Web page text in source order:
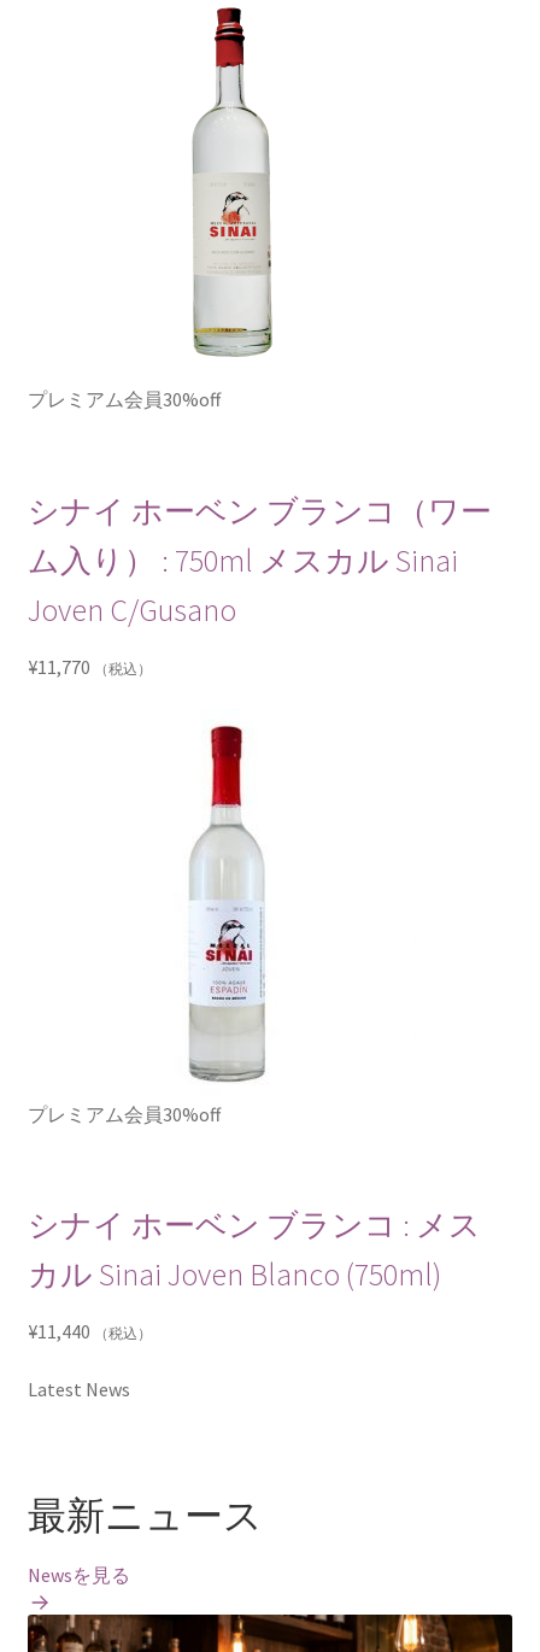
プレミアム会員30%off
シナイ ホーベン ブランコ（ワー
ム入り） : 750ml メスカル Sinai
Joven C/Gusano
¥11,770 （税込）
プレミアム会員30%off
シナイ ホーベン ブランコ : メス
カル Sinai Joven Blanco (750ml)
¥11,440 （税込）
Latest News
最新ニュース
Newsを見る